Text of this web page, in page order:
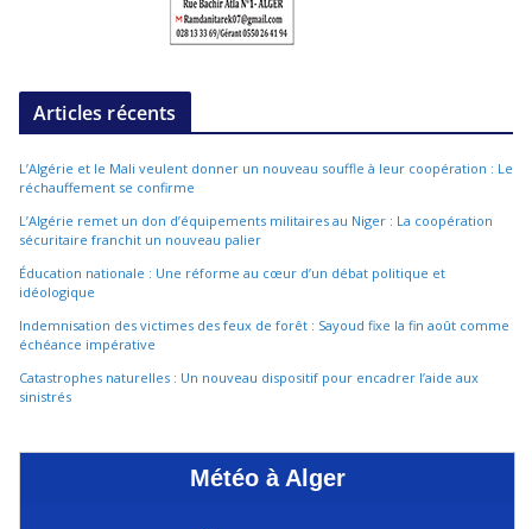
Articles récents
L’Algérie et le Mali veulent donner un nouveau souffle à leur coopération : Le
réchauffement se confirme
L’Algérie remet un don d’équipements militaires au Niger : La coopération
sécuritaire franchit un nouveau palier
Éducation nationale : Une réforme au cœur d’un débat politique et
idéologique
Indemnisation des victimes des feux de forêt : Sayoud fixe la fin août comme
échéance impérative
Catastrophes naturelles : Un nouveau dispositif pour encadrer l’aide aux
sinistrés
Météo à Alger